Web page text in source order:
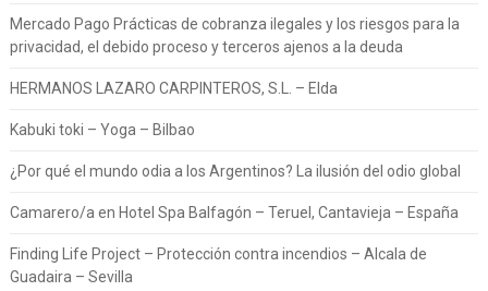
Mercado Pago Prácticas de cobranza ilegales y los riesgos para la
privacidad, el debido proceso y terceros ajenos a la deuda
HERMANOS LAZARO CARPINTEROS, S.L. – Elda
Kabuki toki – Yoga – Bilbao
¿Por qué el mundo odia a los Argentinos? La ilusión del odio global
Camarero/a en Hotel Spa Balfagón – Teruel, Cantavieja – España
Finding Life Project – Protección contra incendios – Alcala de
Guadaira – Sevilla